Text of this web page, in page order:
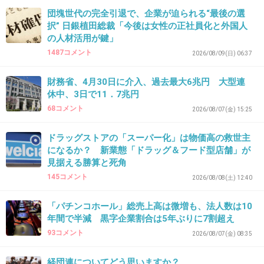
団塊世代の完全引退で、企業が迫られる“最後の選
択” 日銀植田総裁「今後は女性の正社員化と外国人
の人材活用が鍵」
1487コメント 2026/08/09(日) 06:37
財務省、4月30日に介入、過去最大6兆円 大型連
休中、3日で11．7兆円
68コメント 2026/08/07(金) 15:25
ドラッグストアの「スーパー化」は物価高の救世主
になるか？ 新業態「ドラッグ＆フード型店舗」が
見据える勝算と死角
145コメント 2026/08/08(土) 12:40
「パチンコホール」総売上高は微増も、法人数は10
年間で半減 黒字企業割合は5年ぶりに7割超え
93コメント 2026/08/07(金) 08:35